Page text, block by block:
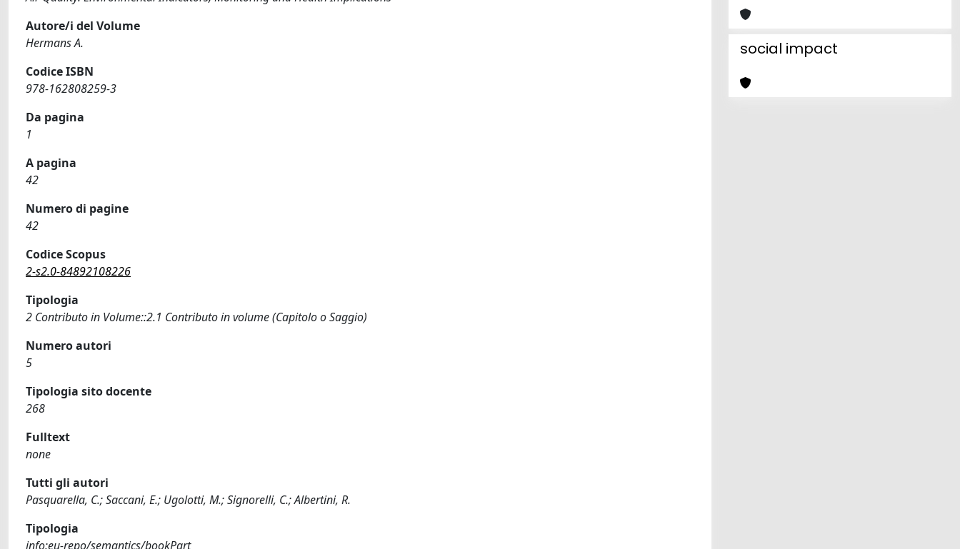
Autore/i del Volume
Hermans A.
Codice ISBN
978-162808259-3
Da pagina
1
A pagina
42
Numero di pagine
42
Codice Scopus
2-s2.0-84892108226
Tipologia
2 Contributo in Volume::2.1 Contributo in volume (Capitolo o Saggio)
Numero autori
5
Tipologia sito docente
268
Fulltext
none
Tutti gli autori
Pasquarella, C.; Saccani, E.; Ugolotti, M.; Signorelli, C.; Albertini, R.
Tipologia
info:eu-repo/semantics/bookPart
social impact